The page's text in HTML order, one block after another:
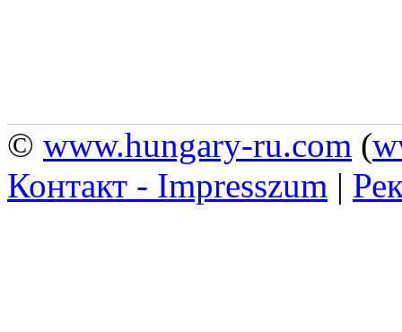
© www.hungary-ru.com (
Контакт - Impresszum |